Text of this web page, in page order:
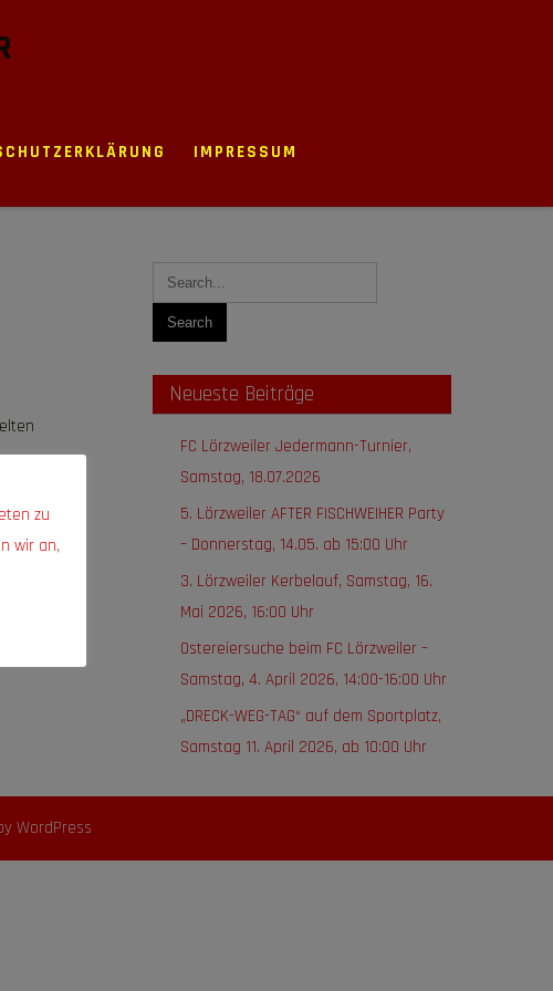
IMPRESSUM
Neueste Beiträge
FC Lörzweiler Jedermann-Turnier,
Samstag, 18.07.2026
5. Lörzweiler AFTER FISCHWEIHER Party
– Donnerstag, 14.05. ab 15:00 Uhr
3. Lörzweiler Kerbelauf, Samstag, 16.
Mai 2026, 16:00 Uhr
Ostereiersuche beim FC Lörzweiler –
Samstag, 4. April 2026, 14:00-16:00 Uhr
„DRECK-WEG-TAG“ auf dem Sportplatz,
Samstag 11. April 2026, ab 10:00 Uhr
WordPress
zu
wir an,